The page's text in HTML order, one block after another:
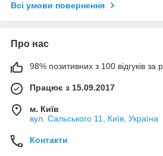
Всі умови повернення
Про нас
98% позитивних з 100 відгуків за
Працює з 15.09.2017
м. Київ
вул. Сальського 11, Київ, Україна
Контакти